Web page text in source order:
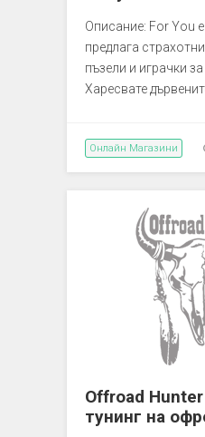
Описание: For You
предлага
пъзели и играчки
Харесвате
Онлайн Магазини
Offroad
тунинг на